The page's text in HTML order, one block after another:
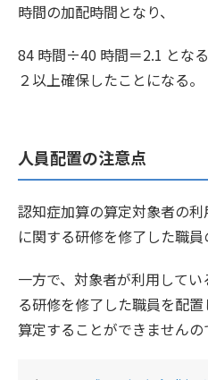
時間の加配時間となり、
84 時間÷40 時間＝2.1 とな
２以上確保したことになる。
人員配置の注意点
認知症加算の算定対象者の
に関する研修を修了した職員
一方で、対象者が利用して
る研修を修了した職員を配
算定することができませんの